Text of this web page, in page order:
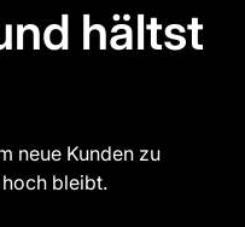
hältst
neue Kunden zu
bleibt.